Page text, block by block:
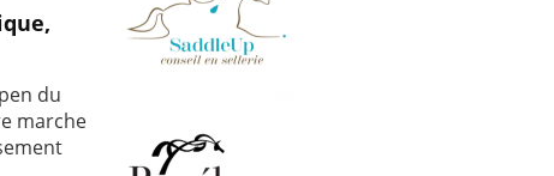
du
marche